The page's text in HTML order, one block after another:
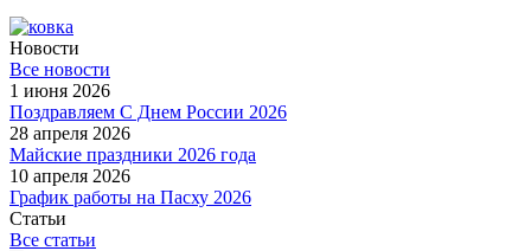
Новости
Все новости
1 июня 2026
Поздравляем С Днем России 2026
28 апреля 2026
Майские праздники 2026 года
10 апреля 2026
График работы на Пасху 2026
Статьи
Все статьи